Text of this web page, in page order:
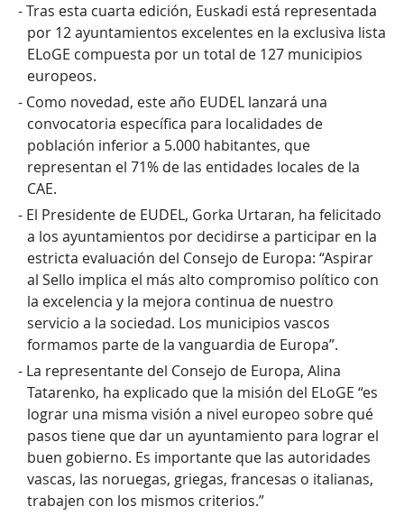
Consejo
Europa
Actualidad
EU
EN
Tras esta cuarta edición, Euskadi está representada
por 12 ayuntamientos excelentes en la exclusiva lista
ELoGE compuesta por un total de 127 municipios
europeos.
Como novedad, este año EUDEL lanzará una
convocatoria específica para localidades de
población inferior a 5.000 habitantes, que
representan el 71% de las entidades locales de la
CAE.
El Presidente de EUDEL, Gorka Urtaran, ha felicitado
a los ayuntamientos por decidirse a participar en la
estricta evaluación del Consejo de Europa: “Aspirar
al Sello implica el más alto compromiso político con
la excelencia y la mejora continua de nuestro
servicio a la sociedad. Los municipios vascos
formamos parte de la vanguardia de Europa”.
La representante del Consejo de Europa, Alina
Tatarenko, ha explicado que la misión del ELoGE “es
lograr una misma visión a nivel europeo sobre qué
pasos tiene que dar un ayuntamiento para lograr el
buen gobierno. Es importante que las autoridades
vascas, las noruegas, griegas, francesas o italianas,
trabajen con los mismos criterios.”